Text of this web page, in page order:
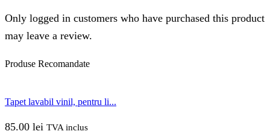
Only logged in customers who have purchased this product
may leave a review.
Produse Recomandate
Tapet lavabil vinil, pentru li...
85.00 lei TVA inclus